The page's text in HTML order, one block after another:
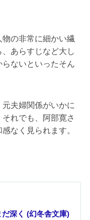
の非常に細かい繊
あらすじなど大し
ないといったそん
夫婦関係がいかに
れでも、阿部寛さ
なく見られます。
深く (幻冬舎文庫)